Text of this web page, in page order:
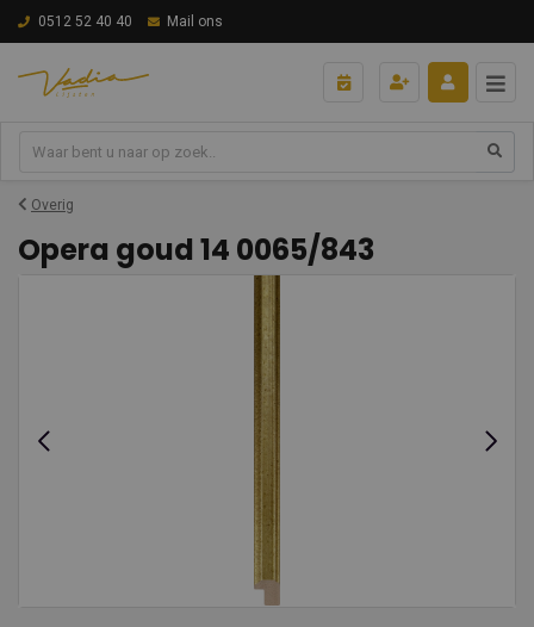
0512 52 40 40 Mail ons
Overig
Opera goud 14 0065/843